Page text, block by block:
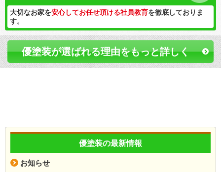
大切なお家を安心してお任せ頂ける社員教育を徹底しておりま
す。
優塗装が選ばれる理由をもっと詳しく
優塗装の最新情報
お知らせ